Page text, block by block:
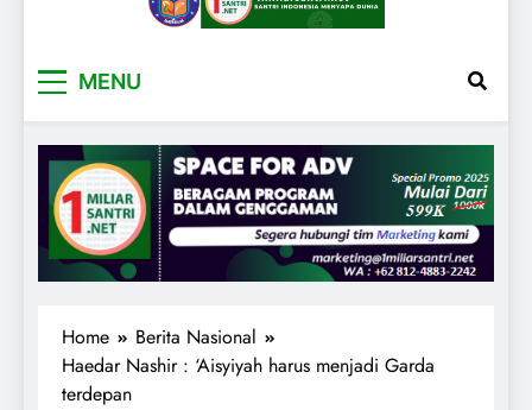
MENU
Home
Berita Nasional
Haedar Nashir : ‘Aisyiyah harus menjadi Garda
terdepan